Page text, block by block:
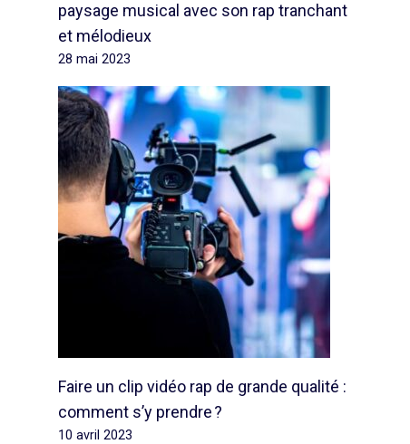
paysage musical avec son rap tranchant
et mélodieux
28 mai 2023
Faire un clip vidéo rap de grande qualité :
comment s’y prendre ?
10 avril 2023